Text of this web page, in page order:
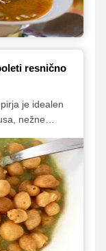
resnično
je idealen
nežne
brez